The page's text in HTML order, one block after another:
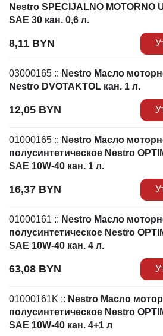
Nestro SPECIJALNO MOTORNO
SAE 30 кан. 0,6 л.
8,11 BYN
03000165 :: Nestro Масло
Nestro DVOTAKTOL кан. 1 л.
12,05 BYN
01000165 :: Nestro Масло
полусинтетическое Nestro
SAE 10W-40 кан. 1 л.
16,37 BYN
01000161 :: Nestro Масло
полусинтетическое Nestro
SAE 10W-40 кан. 4 л.
63,08 BYN
01000161K :: Nestro Масло
полусинтетическое Nestro
SAE 10W-40 кан. 4+1 л